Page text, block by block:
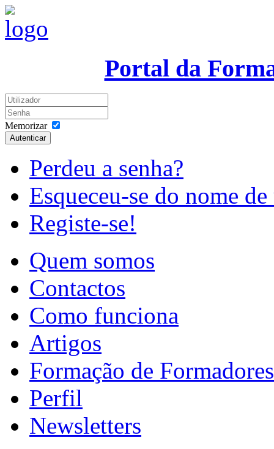
Portal da
Memorizar
Autenticar
Perdeu a senha?
Esqueceu-se do nome
Registe-se!
Quem somos
Contactos
Como funciona
Artigos
Formação de Formadores
Perfil
Newsletters